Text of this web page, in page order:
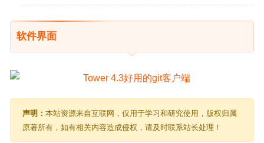
软件界面
声明： 本站资源来自互联网，仅用于学习和研究使用，版权归属
原著所有，如有相关内容造成侵权，请及时联系站长处理！